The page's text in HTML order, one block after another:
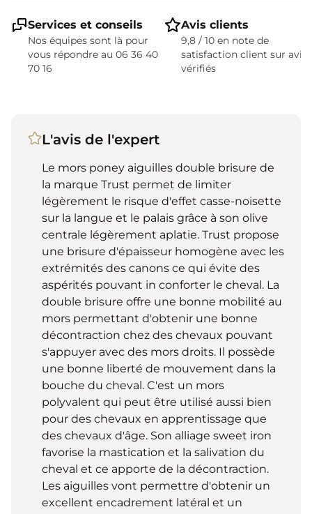
Services et conseils
Nos équipes sont là pour
vous répondre au 06 36 40
70 16
Avis clients
9,8 / 10 en note de
satisfaction client sur avis
vérifiés
L'avis de l'expert
Le mors poney aiguilles double brisure de
la marque Trust permet de limiter
légèrement le risque d'effet casse-noisette
sur la langue et le palais grâce à son olive
centrale légèrement aplatie. Trust propose
une brisure d'épaisseur homogène avec les
extrémités des canons ce qui évite des
aspérités pouvant in conforter le cheval. La
double brisure offre une bonne mobilité au
mors permettant d'obtenir une bonne
décontraction chez des chevaux pouvant
s'appuyer avec des mors droits. Il possède
une bonne liberté de mouvement dans la
bouche du cheval. C'est un mors
polyvalent qui peut être utilisé aussi bien
pour des chevaux en apprentissage que
des chevaux d'âge. Son alliage sweet iron
favorise la mastication et la salivation du
cheval et ce apporte de la décontraction.
Les aiguilles vont permettre d'obtenir un
excellent encadrement latéral et un